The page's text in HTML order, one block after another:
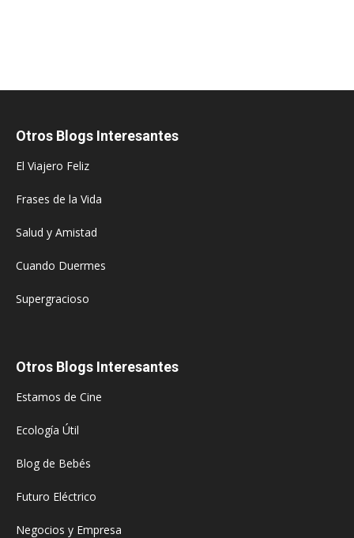
Otros Blogs Interesantes
El Viajero Feliz
Frases de la Vida
Salud y Amistad
Cuando Duermes
Supergracioso
Otros Blogs Interesantes
Estamos de Cine
Ecología Útil
Blog de Bebés
Futuro Eléctrico
Negocios y Empresa